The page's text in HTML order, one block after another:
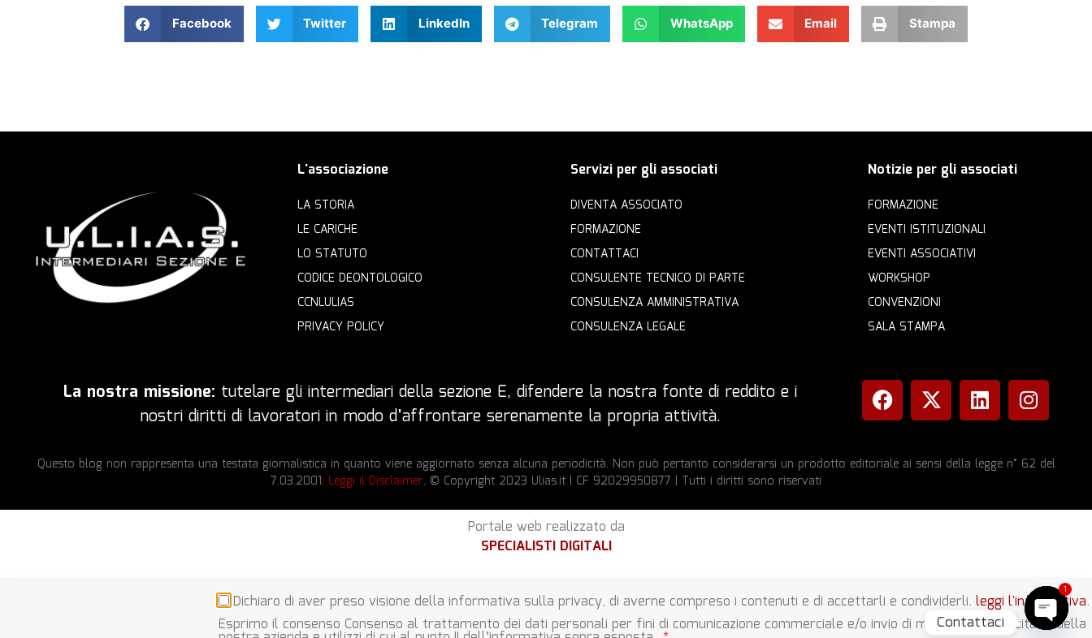
Facebook Twitter LinkedIn Telegram WhatsApp Email Stampa
L'associazione
LA STORIA
LE CARICHE
LO STATUTO
CODICE DEONTOLOGICO
CCNLULIAS
PRIVACY POLICY
Servizi per gli associati
DIVENTA ASSOCIATO
FORMAZIONE
CONTATTACI
CONSULENTE TECNICO DI PARTE
CONSULENZA AMMINISTRATIVA
CONSULENZA LEGALE
Notizie per gli associati
FORMAZIONE
EVENTI ISTITUZIONALI
EVENTI ASSOCIATIVI
WORKSHOP
CONVENZIONI
SALA STAMPA
La nostra missione: tutelare gli intermediari della sezione E, difendere la nostra fonte di reddito e i
nostri diritti di lavoratori in modo d’affrontare serenamente la propria attività.
Questo blog non rappresenta una testata giornalistica in quanto viene aggiornato senza alcuna periodicità. Non può pertanto considerarsi un prodotto editoriale ai sensi della legge n° 62 del
7.03.2001. Leggi il Disclaimer. © Copyright 2023 Ulias.it | CF 92029950877 | Tutti i diritti sono riservati
Portale web realizzato da
SPECIALISTI DIGITALI
Contattaci
Dichiaro di aver preso visione della informativa sulla privacy, di averne compreso i contenuti e di accettarli e condividerli. leggi l'informativa.
Esprimo il consenso Consenso al trattamento dei dati personali per fini di comunicazione commerciale e/o invio di materiale pubblicitario della